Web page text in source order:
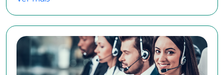
Estado Civil
Escolaridade